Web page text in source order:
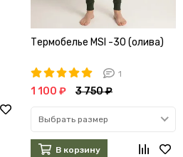
Термобелье MSI -30 (олива)
1
1 100 ₽ 3 750 ₽
Выбрать размер
В корзину